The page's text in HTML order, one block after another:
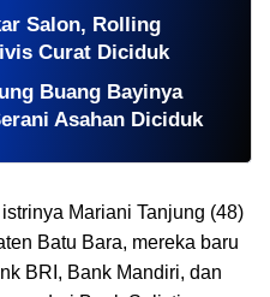
Salon, Rolling
Curat Diciduk
Buang Bayinya
Asahan Diciduk
Mariani Tanjung (48)
Batu Bara, mereka baru
BRI, Bank Mandiri, dan